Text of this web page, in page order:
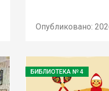
Опубликовано:
БИБЛИОТЕКА № 4